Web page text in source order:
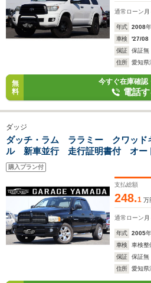
通常ローン 月
年式 2008年
車検
'27/08
保証
保証無
住所
愛知県
無
料
今すぐ在庫確認
電話
ダッジ
ダッチ・ラム ララミー クワッ
ル 新車並行 走行証明書付 オー
ンルーフ 専用ハーフレザー フル
ーディオ バックカメラ トノカバー
購入プラン付
支払総額
248.1 万
通常ローン 月
年式 2005年
車検
車検整
保証
保証無
住所
愛知県